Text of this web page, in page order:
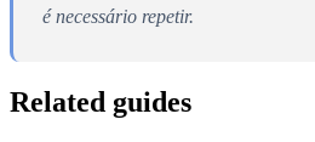
é necessário repetir.
Related guides